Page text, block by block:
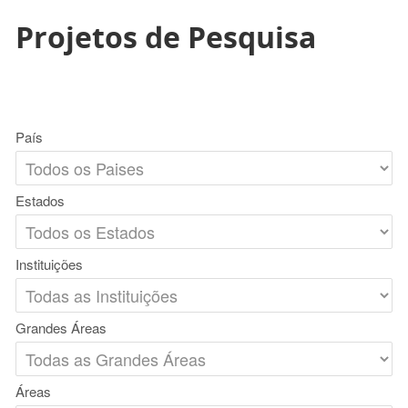
Projetos de Pesquisa
País
Estados
Instituições
Grandes Áreas
Áreas